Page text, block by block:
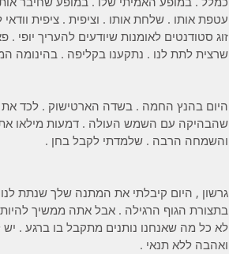
עטפת אותו . שלחת אותו . וציפית . ציפית
זוג סטודנטים לאומנות שיודעים להעריך
שרצית לתת לנו . נתקענו בקליפה .
היום בהנץ החמה . בשדה הארטישוק . לכד את
שהבהיקה עם השמש העולה . דמעות מילאו את
והשמחה הרבה . שלמדתי לקבל בחן .
בתצורת הגוף הרגילה . אבל אתה ממשיך
לא כל מה שאנחנו נותנים מתקבל בו ברגע .
ואהבה ללא תנאי .